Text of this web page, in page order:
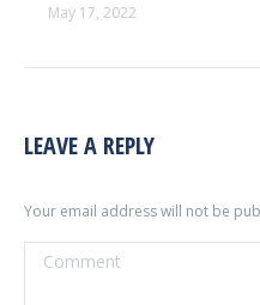
May 17, 2022
LEAVE A REPLY
Your email address will not be
Comment